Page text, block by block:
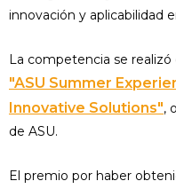
innovación y aplicabilidad
La competencia se
"ASU Summer
Innovative Solutions",
de ASU.
El premio por haber